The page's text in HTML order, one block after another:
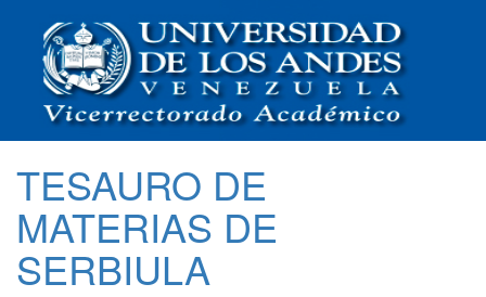
TESAURO DE
MATERIAS DE
SERBIULA